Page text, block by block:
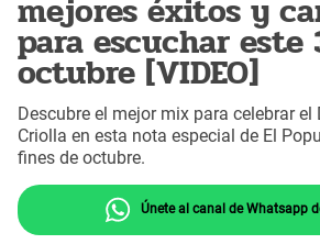
mejores éxitos y
para escuchar este
octubre [VIDEO]
Descubre el mejor mix para celebrar el
Criolla en esta nota especial de El
fines de octubre.
Únete al canal de Whatsapp